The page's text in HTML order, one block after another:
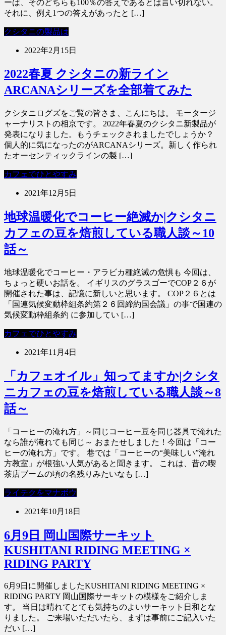
ーは、そのどちらも100％の答えであるとは言い切れない。
それに、例え1つの答えがあったと […]
クシタニの製品は
2022年2月15日
2022春夏 クシタニの新ライン
ARCANAシリーズを全部着てみた
クシタニログズをご覧の皆さま、こんにちは。 モータージ
ャーナリストの相京です。 2022年春夏のクシタニ新製品が
発表になりました。もうチェックされましたでしょうか？
個人的に気になったのがARCANAシリーズ。新しく作られ
たオーセンティックラインの製 […]
カフェでひとやすみ
2021年12月5日
地球温暖化でコーヒー絶滅か|クシタニ
カフェの豆を焙煎している職人談～10
話～
地球温暖化でコーヒー・アラビカ種絶滅の危惧も 今回は、
ちょっと硬いお話を。 イギリスのグラスゴーでCOP２６が
開催された事は、記憶に新しいと思います。 COP２６とは
「国連気候変動枠組条約第２６回締約国会議」の事で国連の
気候変動枠組条約 に参加してい […]
カフェでひとやすみ
2021年11月4日
「カフェオイル」知ってますか|クシタ
ニカフェの豆を焙煎している職人談～8
話～
「コーヒーの淹れ方」～同じコーヒー豆を同じ器具で淹れた
なら誰が淹れても同じ～ おまたせしました！今回は「コー
ヒーの淹れ方」です。 巷では「コーヒーの“美味しい”淹れ
方教室」が根強い人気があると聞きます。 これは、昔の喫
茶店ブームの頃の名残りみたいなも […]
ライテクをマナボウ
2021年10月18日
6月9日 岡山国際サーキット
KUSHITANI RIDING MEETING ×
RIDING PARTY
6月9日に開催しましたKUSHITANI RIDING MEETING ×
RIDING PARTY 岡山国際サーキットの模様をご紹介しま
す。 当日は晴れてとても気持ちのよいサーキット日和とな
りました。 ご来場いただいたら、まずは事前にご記入いた
だい […]